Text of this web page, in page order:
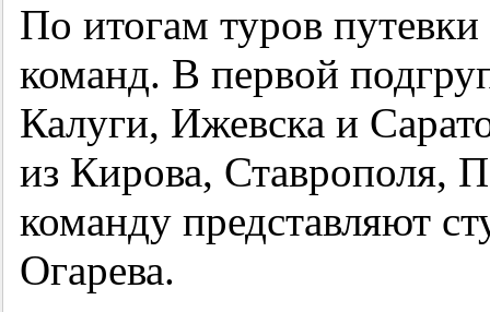
По итогам туров
команд. В первой
Калуги, Ижевска и
из Кирова, Ставрополя,
команду представляют
Огарева.